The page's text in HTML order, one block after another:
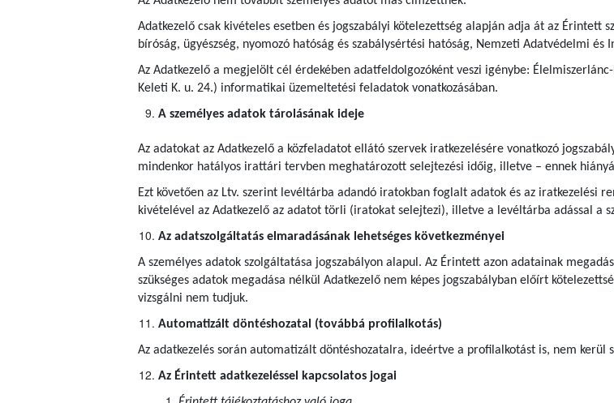
Adatkezelő csak kivételes esetben és jogszabályi kötelezettség alapján adja át az Érintett
bíróság, ügyészség, nyomozó hatóság és szabálysértési hatóság, Nemzeti Adatvédelmi és
Az Adatkezelő a megjelölt cél érdekében adatfeldolgozóként veszi igénybe:
Keleti K. u. 24.) informatikai üzemeltetési feladatok vonatkozásában.
A személyes adatok tárolásának ideje
Az adatokat az Adatkezelő a közfeladatot ellátó szervek iratkezelésére vonatkozó
mindenkor hatályos irattári tervben meghatározott selejtezési időig, illetve – ennek
Ezt követően az Ltv. szerint levéltárba adandó iratokban foglalt adatok és az iratkezelési
kivételével az Adatkezelő az adatot törli (iratokat selejtezi), illetve a levéltárba adással a
Az adatszolgáltatás elmaradásának lehetséges következményei
A személyes adatok szolgáltatása jogszabályon alapul. Az Érintett azon adatainak
szükséges adatok megadása nélkül Adatkezelő nem képes jogszabályban előírt
vizsgálni nem tudjuk.
Automatizált döntéshozatal (továbbá profilalkotás)
Az adatkezelés során automatizált döntéshozatalra, ideértve a profilalkotást is, nem kerül
Az Érintett adatkezeléssel kapcsolatos jogai